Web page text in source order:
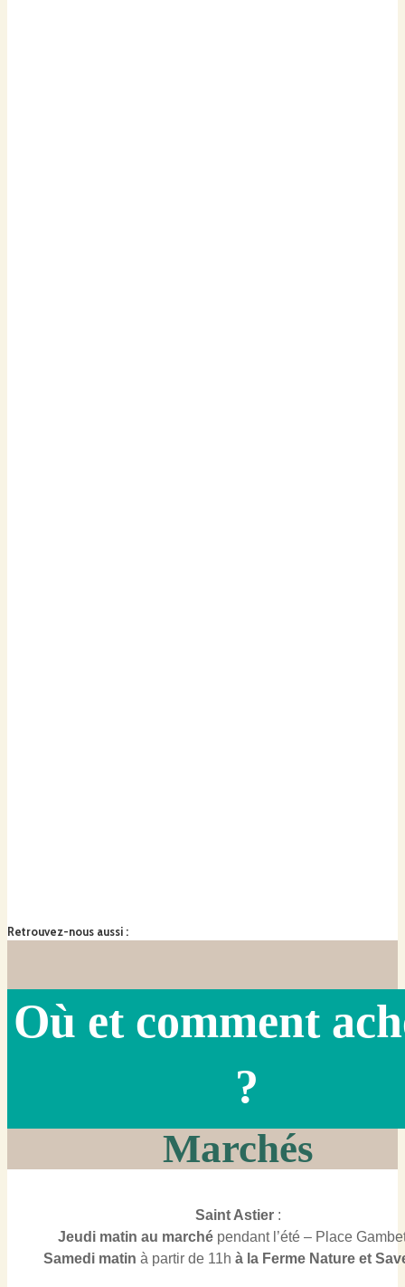
Retrouvez-nous aussi :
Où et comment
?
Marchés
Saint Astier:
Jeudi matin au marchépendant l’été – Place
Samedi matinà partir de 11hà la Ferme Nature et